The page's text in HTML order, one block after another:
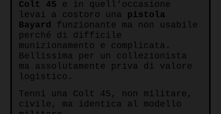
Colt 45 e in quell’occasione
levai a costoro una pistola
Bayard
funzionante ma non usabile
perché di difficile
munizionamento e complicata.
Bellissima per un collezionista
ma assolutamente priva di valore
logistico.
Tenni una Colt 45, non militare,
civile, ma identica al modello